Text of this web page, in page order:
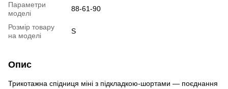
Параметри
моделі
88-61-90
Розмір товару
на моделі
S
Опис
Трикотажна спідниця міні з підкладкою-шортами — поєднання